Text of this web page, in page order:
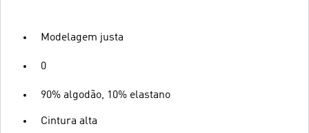
Modelagem justa
0
90% algodão, 10% elastano
Cintura alta